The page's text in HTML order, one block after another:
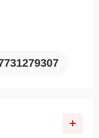
酚类、药原料等化工、石